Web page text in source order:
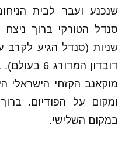
שנכנע ועבר לבית
שניות (סנדל הגיע לקרב
דובדון
מוקאנב הקזחי הישראלי
ומקום על הפודיום.
במקום השלישי.